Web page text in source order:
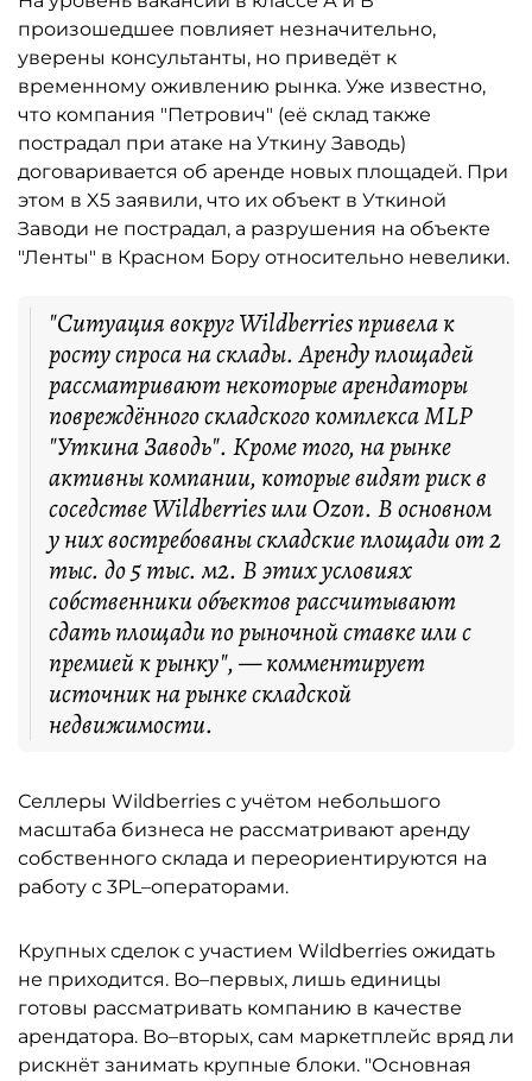
произошедшее повлияет незначительно,
уверены консультанты, но приведёт к
временному оживлению рынка. Уже известно,
что компания "Петрович" (её склад также
пострадал при атаке на Уткину Заводь)
договаривается об аренде новых площадей. При
этом в X5 заявили, что их объект в Уткиной
Заводи не пострадал, а разрушения на объекте
"Ленты" в Красном Бору относительно невелики.
"Ситуация вокруг Wildberries привела к
росту спроса на склады. Аренду площадей
рассматривают некоторые арендаторы
повреждённого складского комплекса MLP
"Уткина Заводь". Кроме того, на рынке
активны компании, которые видят риск в
соседстве Wildberries или Ozon. В основном
у них востребованы складские площади от 2
тыс. до 5 тыс. м2. В этих условиях
собственники объектов рассчитывают
сдать площади по рыночной ставке или с
премией к рынку", — комментирует
источник на рынке складской
недвижимости.
Селлеры Wildberries с учётом небольшого
масштаба бизнеса не рассматривают аренду
собственного склада и переориентируются на
работу с 3PL–операторами.
Крупных сделок с участием Wildberries ожидать
не приходится. Во–первых, лишь единицы
готовы рассматривать компанию в качестве
арендатора. Во–вторых, сам маркетплейс вряд ли
рискнёт занимать крупные блоки. "Основная